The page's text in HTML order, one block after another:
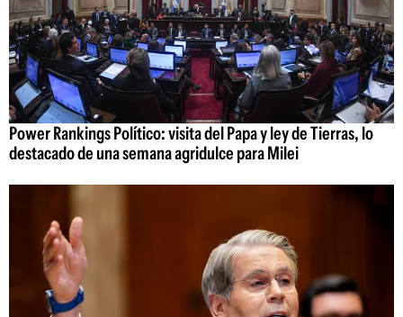
Power Rankings Político: visita del Papa y ley de Tierras, lo
destacado de una semana agridulce para Milei